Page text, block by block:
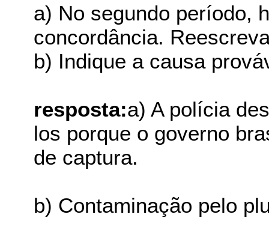
a) No segundo período,
concordância.
b) Indique a causa
resposta:a) A polícia
los porque o governo
de captura.
b) Contaminação pelo